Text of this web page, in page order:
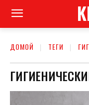
ДОМОЙ ТЕГИ